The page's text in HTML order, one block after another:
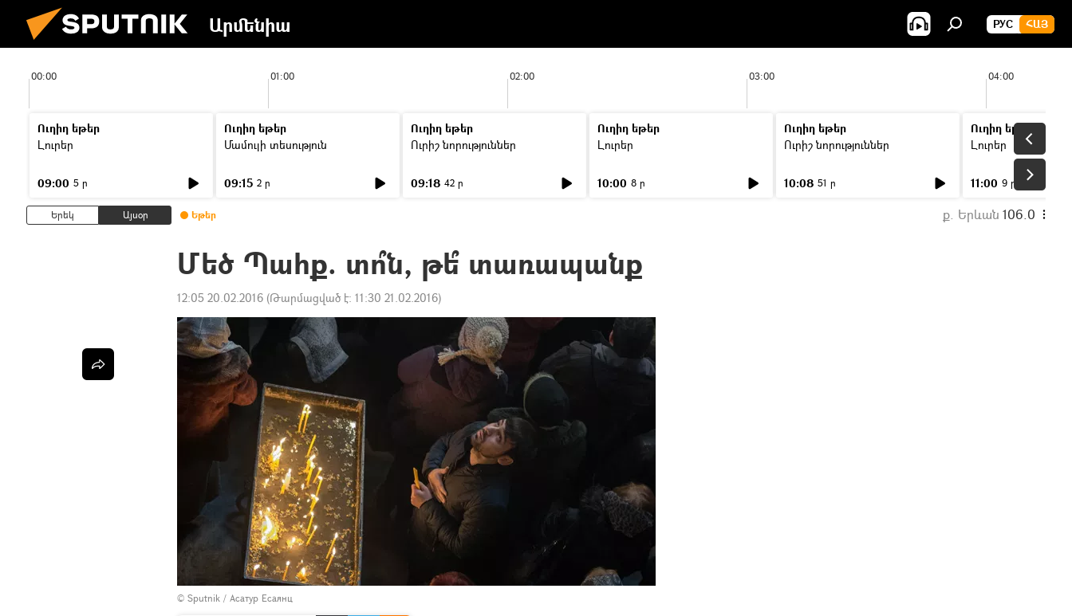
Արմենիա РУС ՀԱՅ
00:00 01:00 02:00 03:00 04:00
Ուղիղ եթեր
Լուրեր
09:00 5 ր
Ուղիղ եթեր
Մամուլի տեսություն
09:15 2 ր
Ուղիղ եթեր
Ուրիշ նորություններ
09:18 42 ր
Ուղիղ եթեր
Լուրեր
10:00 8 ր
Ուղիղ եթեր
Ուրիշ նորություններ
10:08 51 ր
Ուղիղ եթեր
Լուրեր
11:00 9 ր
Երեկ Այսօր Եթեր ք. Երևան 106.0
Մեծ Պահք. տո՞ն, թե՞ տառապանք
12:05 20.02.2016 (Թարմացված է: 11:30 21.02.2016)
© Sputnik / Асатур Есаянц